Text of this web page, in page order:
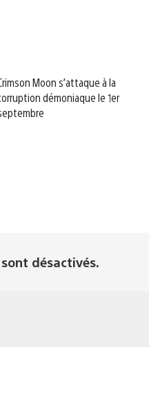
Moon s’attaque à la
démoniaque le 1er
désactivés.